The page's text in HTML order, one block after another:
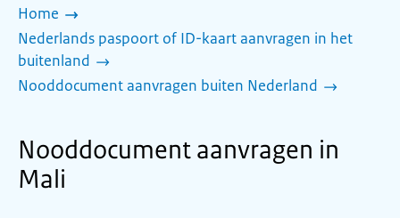
Home
Nederlands paspoort of ID-kaart aanvragen in het
buitenland
Nooddocument aanvragen buiten Nederland
Nooddocument aanvragen in
Mali